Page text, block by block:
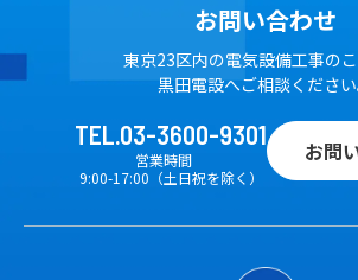
お問い合わせ
東京23区内の電気設備工事の
黒田電設へご相談ください
TEL.03-3600-9301
営業時間
9:00-17:00（土日祝を除く）
お問